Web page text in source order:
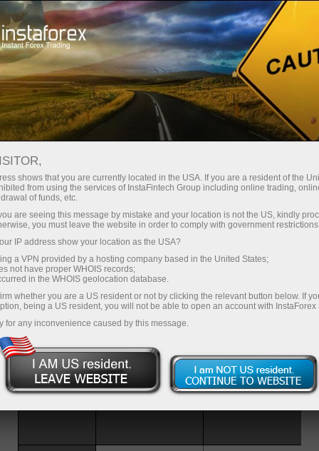
Untuk Pedagang Baru
Maklumat Berguna
PERATURAN
PERDAGANGAN
Buka akaun perdagangan
Buka akaun demo
Perdagangan
harian
Perdagangan
Mingguan
shows that you are currently located in the USA. If you are a resident of the
from using the services of InstaFintech Group including online trading,
of funds, etc.
are seeing this message by mistake and your location is not the US, kindly
you must leave the website in order to comply with government
IP address show your location as the USA?
a VPN provided by a hosting company based in the United States;
not have proper WHOIS records;
in the WHOIS geolocation database.
whether you are a US resident or not by clicking the relevant button below. If
being a US resident, you will not be able to open an account with InstaForex
for any inconvenience caused by this message.